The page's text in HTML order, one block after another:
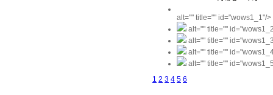
alt="" title="" id="wows1_1"/>
alt="" title=""
alt="" title=""
alt="" title=""
alt="" title=""
1 2 3 4 5 6